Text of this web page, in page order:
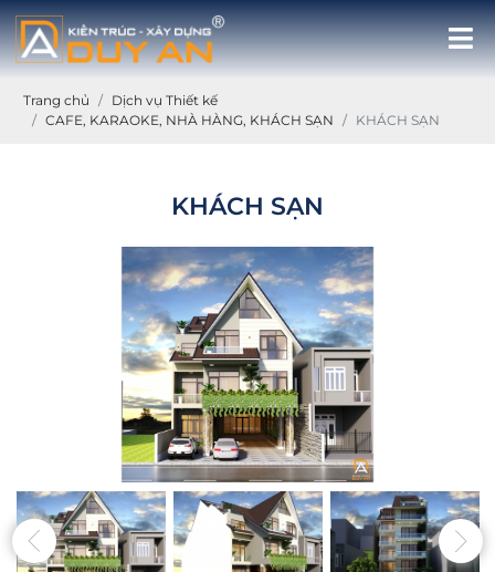
Trang chủ
Dịch vụ Thiết kế
CAFE, KARAOKE, NHÀ HÀNG, KHÁCH SẠN
KHÁCH SẠN
KHÁCH SẠN